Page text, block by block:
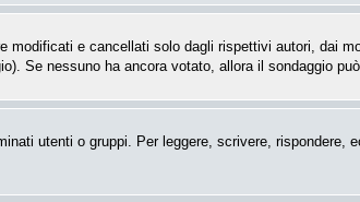
modificati e cancellati solo dagli rispettivi autori, dai
Se nessuno ha ancora votato, allora il sondaggio
utenti o gruppi. Per leggere, scrivere,